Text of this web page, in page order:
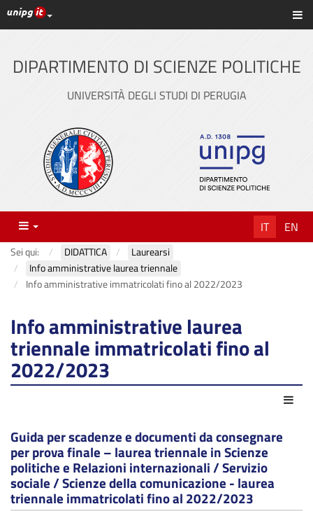
Vai
al
principale
Link ai principali servizi web di Ateneo
DIPARTIMENTO DI SCIENZE POLITICHE
UNIVERSITÀ DEGLI STUDI DI PERUGIA
Menu IT EN
Sei qui: DIDATTICA
Laurearsi
Info amministrative laurea triennale
Info amministrative immatricolati fino al 2022/2023
Info amministrative laurea
triennale immatricolati fino al
2022/2023
Guida per scadenze e documenti da consegnare
per prova finale – laurea triennale in Scienze
politiche e Relazioni internazionali / Servizio
sociale / Scienze della comunicazione - laurea
triennale immatricolati fino al 2022/2023